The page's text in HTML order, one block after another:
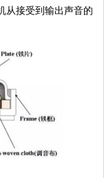
从接受到输出声音的